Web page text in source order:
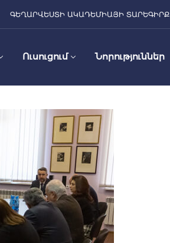
ԳԵՂԱՐՎԵՍՏԻ ԱԿԱԴԵՄԻԱՅԻ ՏԱՐԵԳԻՐՔ
Ուսուցում Նորություններ